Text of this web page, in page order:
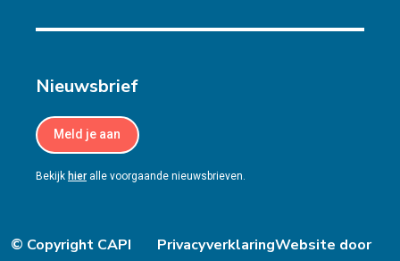
Nieuwsbrief
Meld je aan
Bekijk hier alle voorgaande nieuwsbrieven.
© Copyright CAPI
PrivacyverklaringWebsite door